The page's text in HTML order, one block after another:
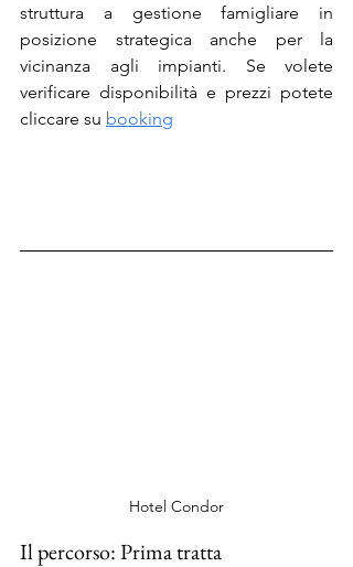
struttura a gestione famigliare in
posizione strategica anche per la
vicinanza agli impianti. Se volete
verificare disponibilità e prezzi potete
cliccare su booking
Hotel Condor
Il percorso: Prima tratta